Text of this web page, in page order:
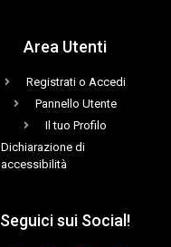
Area Utenti
Registrati o Accedi
Pannello Utente
Il tuo Profilo
Dichiarazione di
accessibilità
Seguici sui Social!